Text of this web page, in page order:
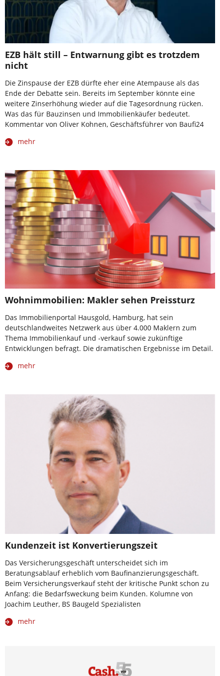
EZB hält still – Entwarnung gibt es trotzdem
nicht
Die Zinspause der EZB dürfte eher eine Atempause als das
Ende der Debatte sein. Bereits im September könnte eine
weitere Zinserhöhung wieder auf die Tagesordnung rücken.
Was das für Bauzinsen und Immobilienkäufer bedeutet.
Kommentar von Oliver Kohnen, Geschäftsführer von Baufi24
mehr
Wohnimmobilien: Makler sehen Preissturz
Das Immobilienportal Hausgold, Hamburg, hat sein
deutschlandweites Netzwerk aus über 4.000 Maklern zum
Thema Immobilienkauf und -verkauf sowie zukünftige
Entwicklungen befragt. Die dramatischen Ergebnisse im Detail.
mehr
Kundenzeit ist Konvertierungszeit
Das Versicherungsgeschäft unterscheidet sich im
Beratungsablauf erheblich vom Baufinanzierungsgeschäft.
Beim Versicherungsverkauf steht der kritische Punkt schon zu
Anfang: die Bedarfsweckung beim Kunden. Kolumne von
Joachim Leuther, BS Baugeld Spezialisten
mehr